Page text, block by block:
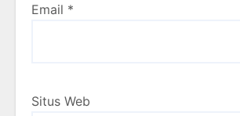
Email *
Situs Web